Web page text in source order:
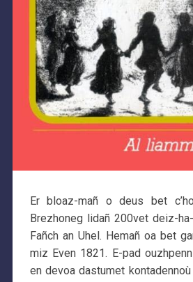
Er bloaz-mañ o deus bet
Brezhoneg lidañ 200vet deiz-
Fañch an Uhel. Hemañ oa bet
miz Even 1821. E-pad
en devoa dastumet